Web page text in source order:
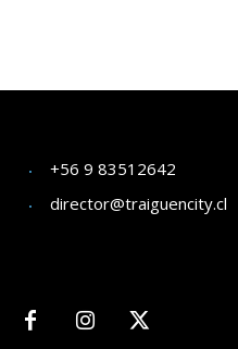
+56 9 83512642
director@traiguencity.cl